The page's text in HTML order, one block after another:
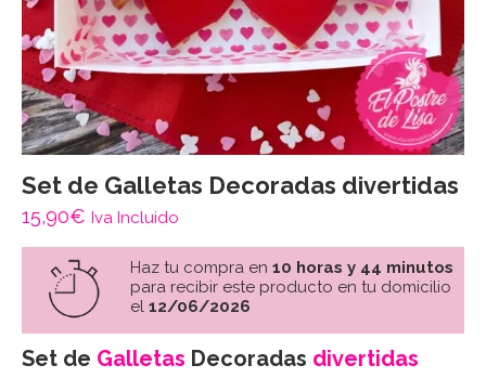
Set de Galletas Decoradas divertidas
15,90€ Iva Incluido
Haz tu compra en 10 horas y 44 minutos
para recibir este producto en tu domicilio
el 12/06/2026
Set de Galletas Decoradas divertidas